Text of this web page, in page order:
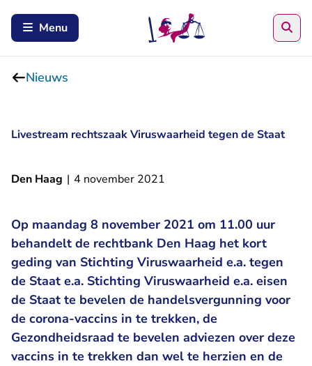
Menu
Nieuws
Livestream rechtszaak Viruswaarheid tegen de Staat
Den Haag | 4 november 2021
Op maandag 8 november 2021 om 11.00 uur
behandelt de rechtbank Den Haag het kort
geding van Stichting Viruswaarheid e.a. tegen
de Staat e.a. Stichting Viruswaarheid e.a. eisen
de Staat te bevelen de handelsvergunning voor
de corona-vaccins in te trekken, de
Gezondheidsraad te bevelen adviezen over deze
vaccins in te trekken dan wel te herzien en de